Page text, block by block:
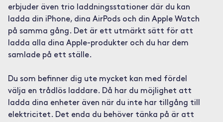
erbjuder även trio laddningsstationer där du kan
ladda din iPhone, dina AirPods och din Apple Watch
på samma gång. Det är ett utmärkt sätt för att
ladda alla dina Apple-produkter och du har dem
samlade på ett ställe.
Du som befinner dig ute mycket kan med fördel
välja en trådlös laddare. Då har du möjlighet att
ladda dina enheter även när du inte har tillgång till
elektricitet. Det enda du behöver tänka på är att